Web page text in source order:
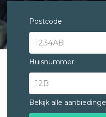
Postcode
Huisnummer
Bekijk alle